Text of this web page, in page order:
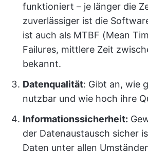
funktioniert – je länger die
zuverlässiger ist die
ist auch als MTBF (Mean
Failures, mittlere Zeit
bekannt.
Datenqualität: Gibt an, wie
nutzbar und wie hoch ihre
Informationssicherheit:
der Datenaustausch sicher
Daten unter allen